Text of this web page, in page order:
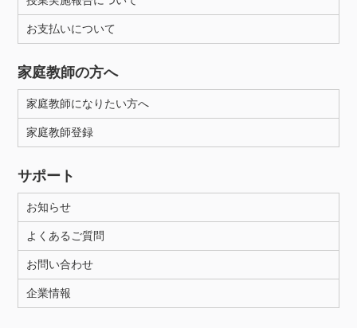
お支払いについて
家庭教師の方へ
家庭教師になりたい方へ
家庭教師登録
サポート
お知らせ
よくあるご質問
お問い合わせ
企業情報